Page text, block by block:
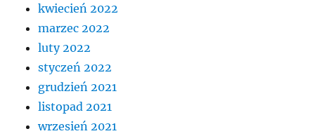
kwiecień 2022
marzec 2022
luty 2022
styczeń 2022
grudzień 2021
listopad 2021
wrzesień 2021